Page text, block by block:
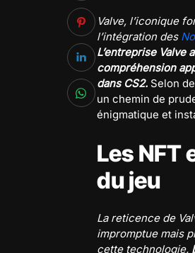
Valve, l’iconique
l’intégration des
L’entreprise Valve
compréhension
dans CS2. Selon
un chemin de
énigmatique et
Les NFT
du jeu
La reticence de
impromptue mais
cette technologie.